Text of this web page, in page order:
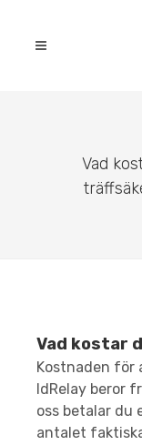
Vad
Vad kostar
Kostnaden för
IdRelay beror
oss betalar du
antalet